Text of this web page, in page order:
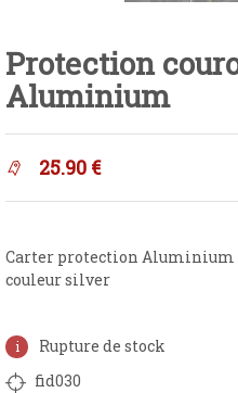
Protection
Aluminium
25.90 €
Carter protection
couleur silver
Rupture de stock
fid030